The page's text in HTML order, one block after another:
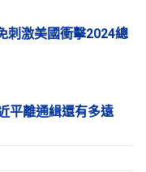
激美國衝擊2024總
平離通緝還有多遠